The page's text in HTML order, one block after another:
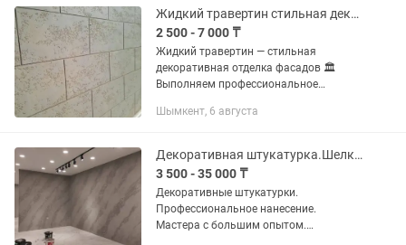
Жидкий травертин стильная декоративная отделка фасадов
2 500 - 7 000 ₸
Жидкий травертин — стильная
декоративная отделка фасадов 🏛
Выполняем профессиональное
наружные стены домов, офисов и
услуги: • Жидкий...
Шымкент, 6 августа
Декоративная штукатурка.Шелк.Венецианка под мрамор.Бетон.Зара.Травертин.
3 500 - 35 000 ₸
Декоративные штукатурки.
Профессиональное нанесение.
Мастера с большим опытом.